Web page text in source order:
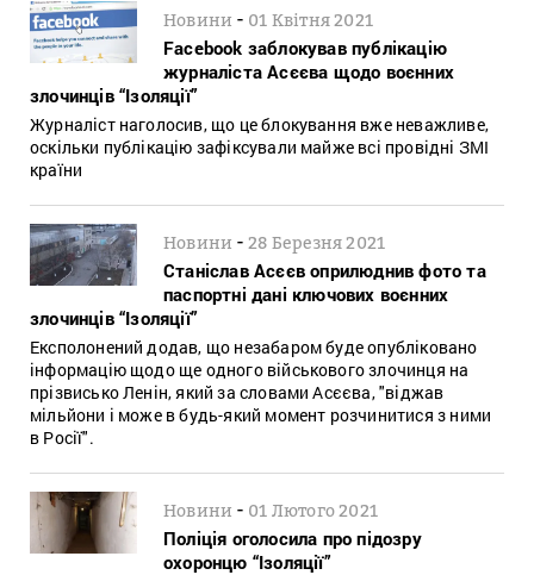
Новини - 01 Квітня 2021
Facebook заблокував публікацію
журналіста Асєєва щодо воєнних
злочинців “Ізоляції”
Журналіст наголосив, що це блокування вже неважливе,
оскільки публікацію зафіксували майже всі провідні ЗМІ
країни
Новини -28 Березня 2021
Станіслав Асєєв оприлюднив фото та
паспортні дані ключових воєнних
злочинців “Ізоляції”
Експолонений додав, що незабаром буде опубліковано
інформацію щодо ще одного військового злочинця на
прізвисько Ленін, який за словами Асєєва, "віджав
мільйони і може в будь-який момент розчинитися з ними
в Росії".
Новини - 01 Лютого 2021
Поліція оголосила про підозру
охоронцю “Ізоляції”